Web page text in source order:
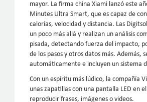
mayor. La firma china Xiami lanzó este
Minutes Ultra Smart, que es capaz de
calorías, velocidad y distancia. Las
un poco más allá y realizan un análisis
pisada, detectando fuerza del impacto,
de los pasos y otros datos más. Además,
automáticamente e incluyen un sistema
Con un espíritu más lúdico, la compañía
unas zapatillas con una pantalla LED en
reproducir frases, imágenes o videos.